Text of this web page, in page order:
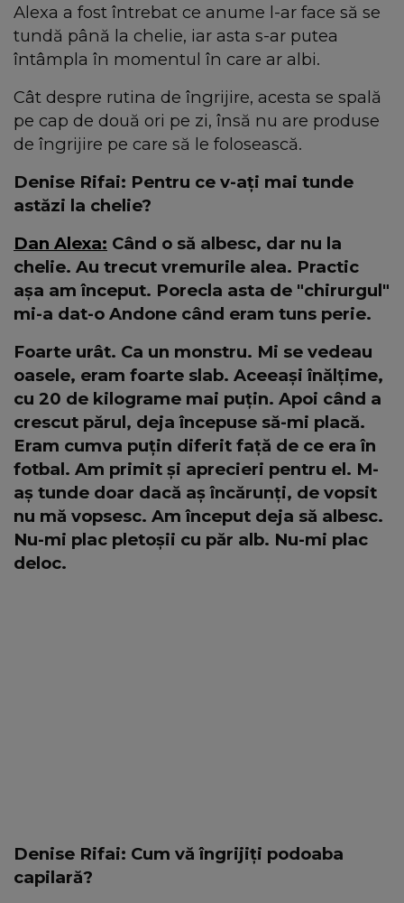
Alexa a fost întrebat ce anume l-ar face să se
tundă până la chelie, iar asta s-ar putea
întâmpla în momentul în care ar albi.
Cât despre rutina de îngrijire, acesta se spală
pe cap de două ori pe zi, însă nu are produse
de îngrijire pe care să le folosească.
Denise Rifai: Pentru ce v-ați mai tunde
astăzi la chelie?
Dan Alexa: Când o să albesc, dar nu la
chelie. Au trecut vremurile alea. Practic
așa am început. Porecla asta de "chirurgul"
mi-a dat-o Andone când eram tuns perie.
Foarte urât. Ca un monstru. Mi se vedeau
oasele, eram foarte slab. Aceeași înălțime,
cu 20 de kilograme mai puțin. Apoi când a
crescut părul, deja începuse să-mi placă.
Eram cumva puțin diferit față de ce era în
fotbal. Am primit și aprecieri pentru el. M-
aș tunde doar dacă aș încărunți, de vopsit
nu mă vopsesc. Am început deja să albesc.
Nu-mi plac pletoșii cu păr alb. Nu-mi plac
deloc.
Denise Rifai: Cum vă îngrijiți podoaba
capilară?